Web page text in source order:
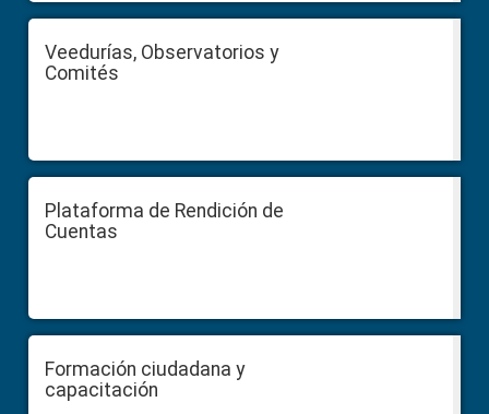
Veedurías, Observatorios y
Comités
Plataforma de Rendición de
Cuentas
Formación ciudadana y
capacitación